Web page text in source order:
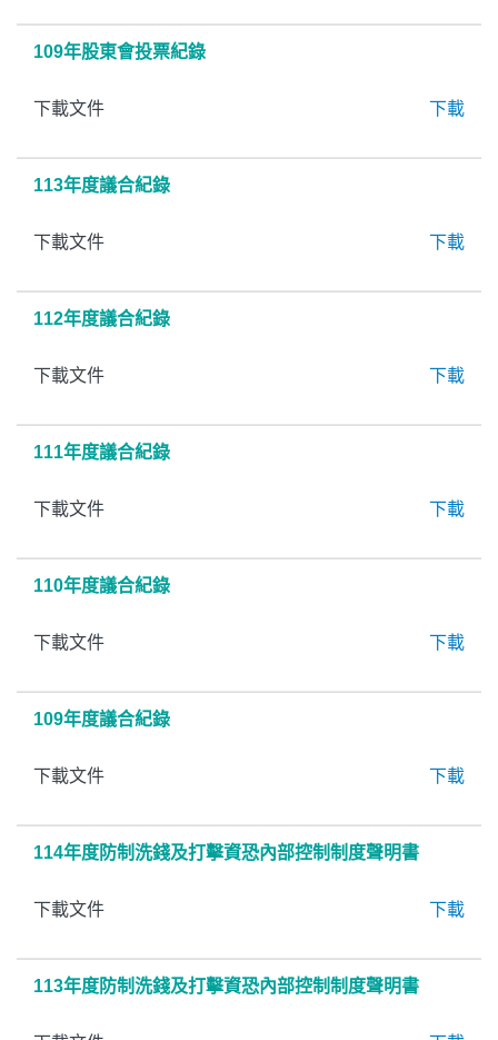
109年股東會投票紀錄
下載文件 下載
113年度議合紀錄
下載文件 下載
112年度議合紀錄
下載文件 下載
111年度議合紀錄
下載文件 下載
110年度議合紀錄
下載文件 下載
109年度議合紀錄
下載文件 下載
114年度防制洗錢及打擊資恐內部控制制度聲明書
下載文件 下載
113年度防制洗錢及打擊資恐內部控制制度聲明書